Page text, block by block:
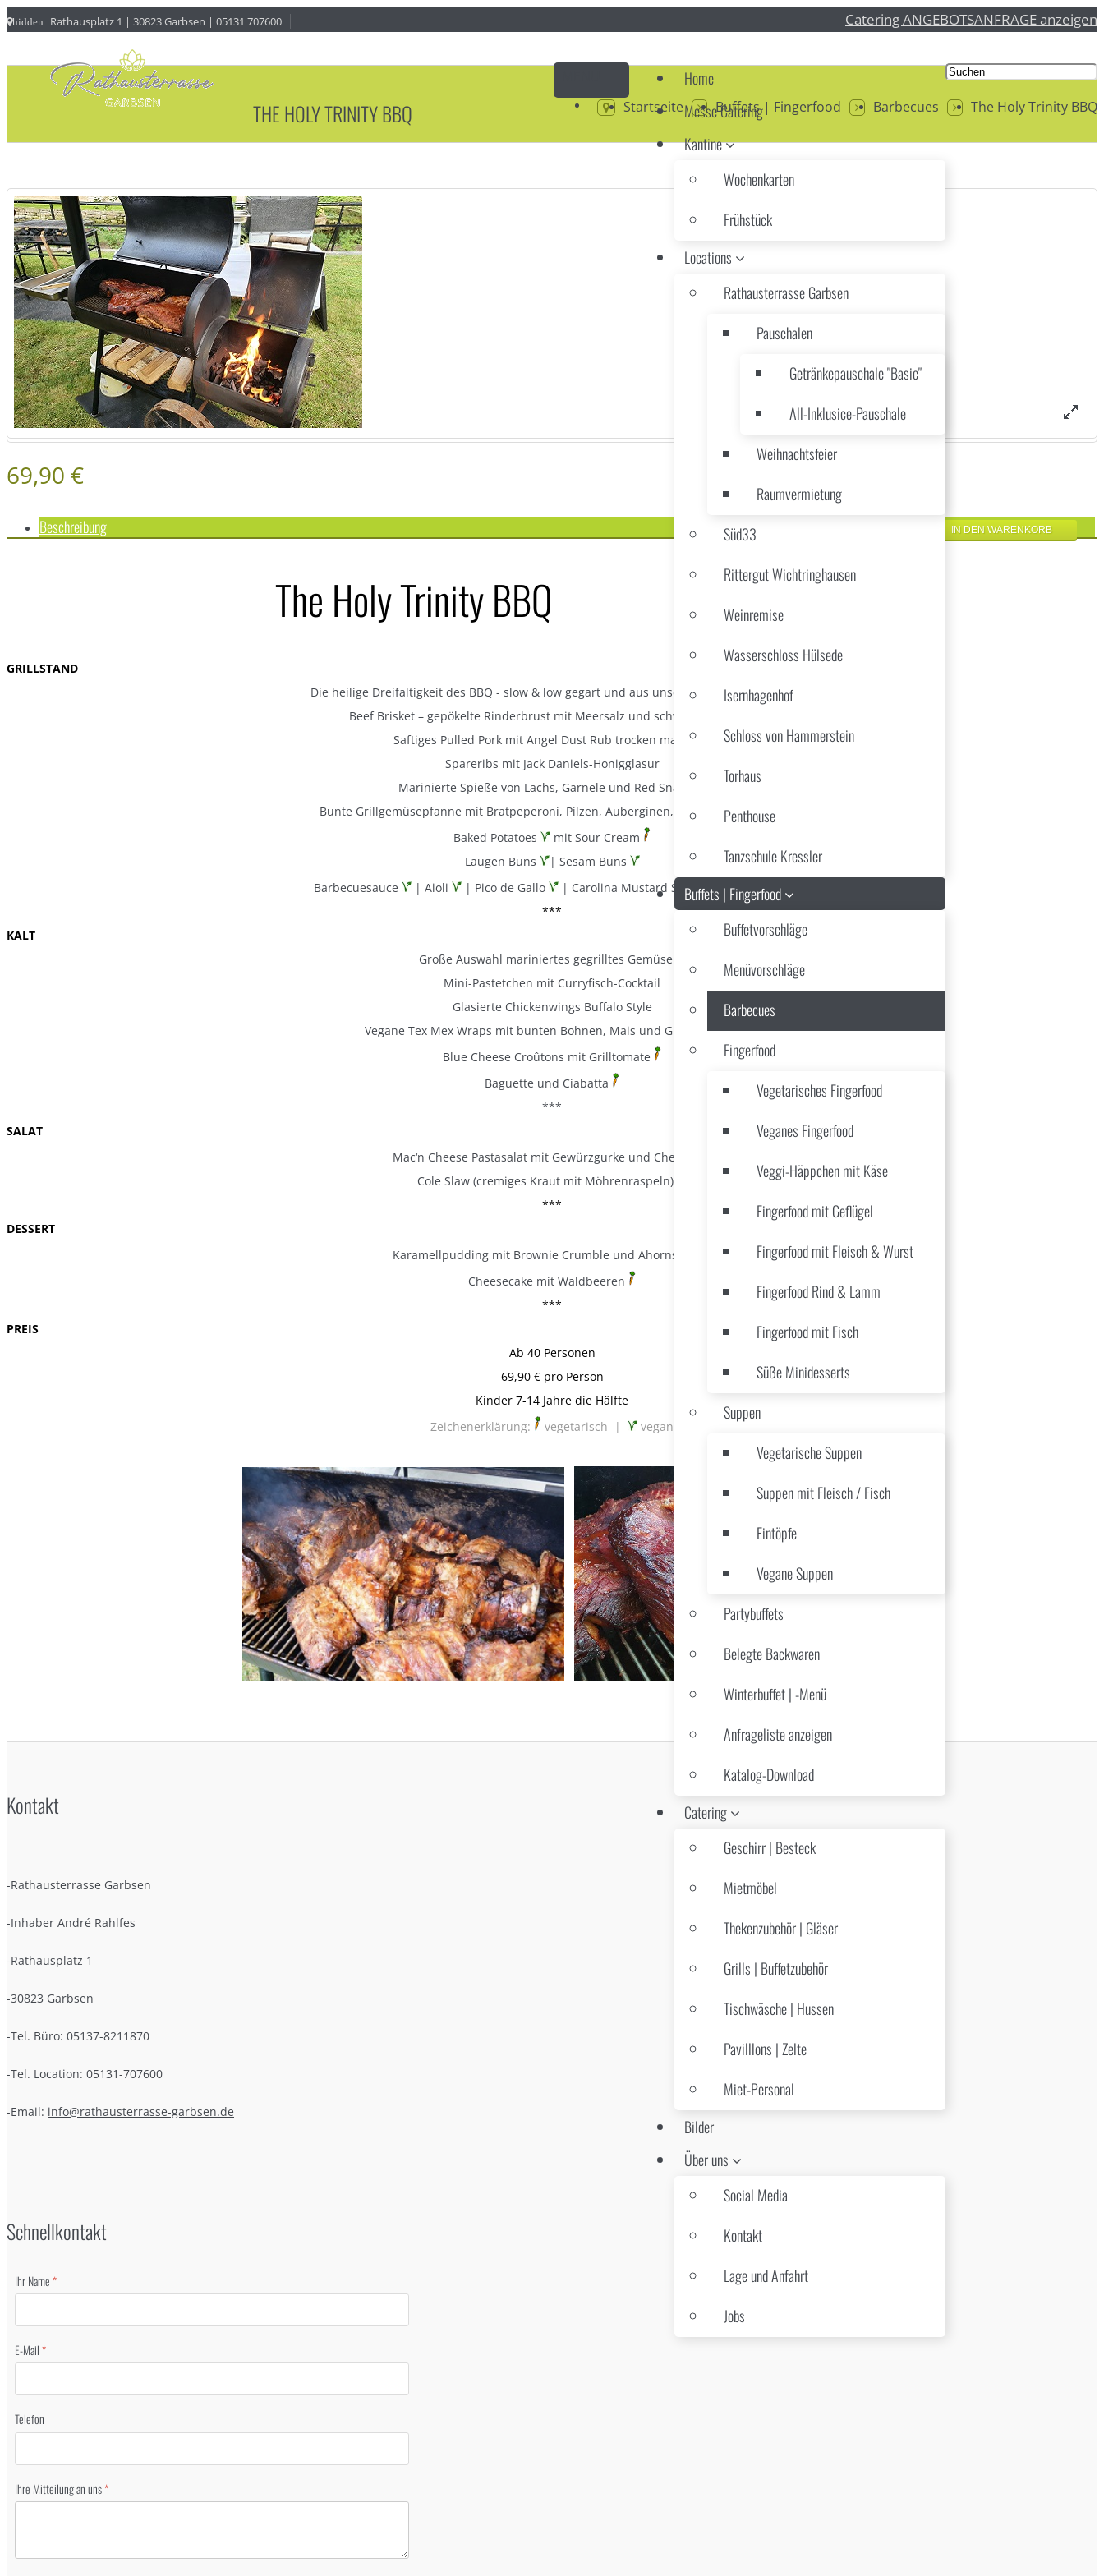
hidden Rathausplatz 1 | 30823 Garbsen | 05131 707600 Catering ANGEBOTSANFRAGE anzeigen
Home
Messe Catering
Kantine
Wochenkarten
Frühstück
Locations
Rathausterrasse Garbsen
Pauschalen
Getränkepauschale "Basic"
All-Inklusice-Pauschale
Weihnachtsfeier
Raumvermietung
Süd33
Rittergut Wichtringhausen
Weinremise
Wasserschloss Hülsede
Isernhagenhof
Schloss von Hammerstein
Torhaus
Penthouse
Tanzschule Kressler
Buffets | Fingerfood
Buffetvorschläge
Menüvorschläge
Barbecues
Fingerfood
Vegetarisches Fingerfood
Veganes Fingerfood
Veggi-Häppchen mit Käse
Fingerfood mit Geflügel
Fingerfood mit Fleisch & Wurst
Fingerfood Rind & Lamm
Fingerfood mit Fisch
Süße Minidesserts
Suppen
Vegetarische Suppen
Suppen mit Fleisch / Fisch
Eintöpfe
Vegane Suppen
Partybuffets
Belegte Backwaren
Winterbuffet | -Menü
Anfrageliste anzeigen
Katalog-Download
Catering
Geschirr | Besteck
Mietmöbel
Thekenzubehör | Gläser
Grills | Buffetzubehör
Tischwäsche | Hussen
Pavilllons | Zelte
Miet-Personal
Bilder
Über uns
Social Media
Kontakt
Lage und Anfahrt
Jobs
Startseite Buffets | Fingerfood Barbecues The Holy Trinity BBQ
THE HOLY TRINITY BBQ
69,90 €
Beschreibung
The Holy Trinity BBQ
GRILLSTAND
Die heilige Dreifaltigkeit des BBQ - slow & low gegart und aus unserem Smoker serviert:
Beef Brisket – gepökelte Rinderbrust mit Meersalz und schwarzem Pfeffer
Saftiges Pulled Pork mit Angel Dust Rub trocken mariniert
Spareribs mit Jack Daniels-Honigglasur
Marinierte Spieße von Lachs, Garnele und Red Snapper
Bunte Grillgemüsepfanne mit Bratpeperoni, Pilzen, Auberginen, Zucchini, Paprika
Baked Potatoes
mit Sour Cream
Laugen Buns
| Sesam Buns
Barbecuesauce
| Aioli | Pico de Gallo | Carolina Mustard Sauce
| Baconnaise
***
KALT
Große Auswahl mariniertes gegrilltes Gemüse
Mini-Pastetchen mit Curryfisch-Cocktail
Glasierte Chickenwings Buffalo Style
Vegane Tex Mex Wraps mit bunten Bohnen, Mais und Guacamole
Blue Cheese Croûtons mit Grilltomate
Baguette und Ciabatta
***
SALAT
Mac‘n Cheese Pastasalat mit Gewürzgurke und Cheddar
Cole Slaw (cremiges Kraut mit Möhrenraspeln)
***
DESSERT
Karamellpudding mit Brownie Crumble und Ahornsirup
Cheesecake mit Waldbeeren
***
PREIS
Ab 40 Personen
69,90 € pro Person
Kinder 7-14 Jahre die Hälfte
Zeichenerklärung:
vegetarisch | vegan
Kontakt
-Rathausterrasse Garbsen
-Inhaber André Rahlfes
-Rathausplatz 1
-30823 Garbsen
-Tel. Büro: 05137-8211870
-Tel. Location: 05131-707600
-Email: info@rathausterrasse-garbsen.de
Schnellkontakt
Ihr Name*
E-Mail*
Telefon
Ihre Mitteilung an uns*